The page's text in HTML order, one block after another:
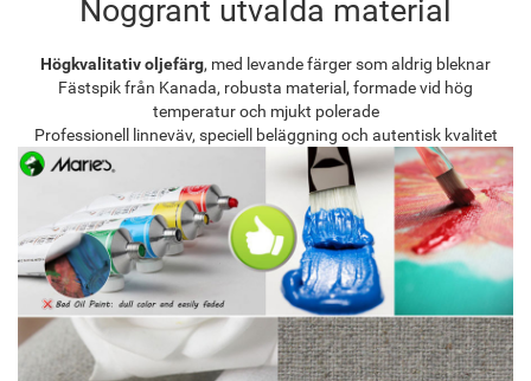
Noggrant utvalda material
Högkvalitativ oljefärg, med levande färger som aldrig bleknar
Fästspik från Kanada, robusta material, formade vid hög
temperatur och mjukt polerade
Professionell linneväv, speciell beläggning och autentisk kvalitet